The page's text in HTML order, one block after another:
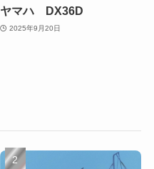
ヤマハ DX36D
2025年9月20日